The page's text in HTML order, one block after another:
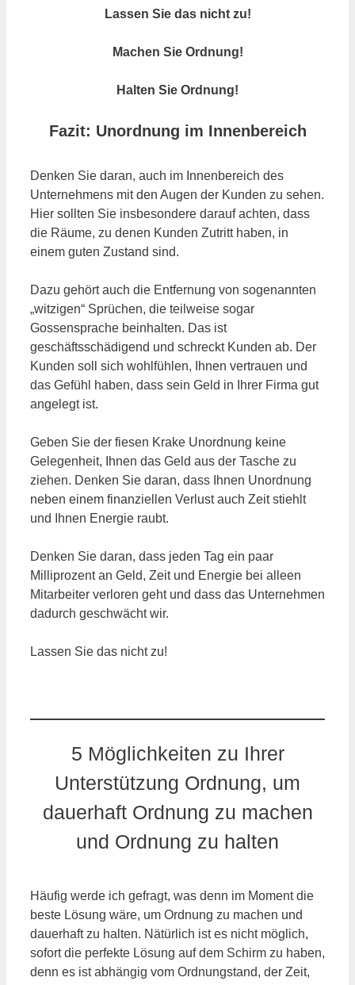
Lassen Sie das nicht zu!
Machen Sie Ordnung!
Halten Sie Ordnung!
Fazit: Unordnung im Innenbereich
Denken Sie daran, auch im Innenbereich des
Unternehmens mit den Augen der Kunden zu sehen.
Hier sollten Sie insbesondere darauf achten, dass
die Räume, zu denen Kunden Zutritt haben, in
einem guten Zustand sind.
Dazu gehört auch die Entfernung von sogenannten
„witzigen“ Sprüchen, die teilweise sogar
Gossensprache beinhalten. Das ist
geschäftsschädigend und schreckt Kunden ab. Der
Kunden soll sich wohlfühlen, Ihnen vertrauen und
das Gefühl haben, dass sein Geld in Ihrer Firma gut
angelegt ist.
Geben Sie der fiesen Krake Unordnung keine
Gelegenheit, Ihnen das Geld aus der Tasche zu
ziehen. Denken Sie daran, dass Ihnen Unordnung
neben einem finanziellen Verlust auch Zeit stiehlt
und Ihnen Energie raubt.
Denken Sie daran, dass jeden Tag ein paar
Milliprozent an Geld, Zeit und Energie bei alleen
Mitarbeiter verloren geht und dass das Unternehmen
dadurch geschwächt wir.
Lassen Sie das nicht zu!
5 Möglichkeiten zu Ihrer
Unterstützung Ordnung, um
dauerhaft Ordnung zu machen
und Ordnung zu halten
Häufig werde ich gefragt, was denn im Moment die
beste Lösung wäre, um Ordnung zu machen und
dauerhaft zu halten. Nätürlich ist es nicht möglich,
sofort die perfekte Lösung auf dem Schirm zu haben,
denn es ist abhängig vom Ordnungstand, der Zeit,